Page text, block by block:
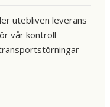
utebliven leverans
vår kontroll